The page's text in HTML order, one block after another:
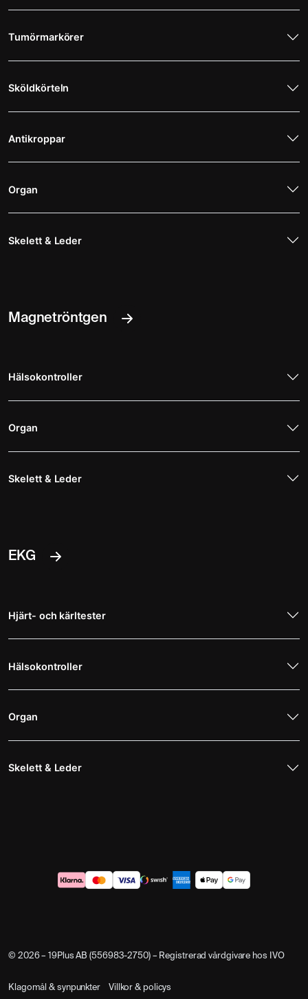
Tumörmarkörer
Sköldkörteln
Antikroppar
Organ
Skelett & Leder
Magnetröntgen
Hälsokontroller
Organ
Skelett & Leder
EKG
Hjärt- och kärltester
Hälsokontroller
Organ
Skelett & Leder
© 2026 – 19Plus AB (556983-2750) – Registrerad vårdgivare hos IVO
Klagomål & synpunkter Villkor & policys